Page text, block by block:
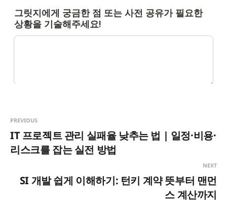
PREVIOUS
IT 프로젝트 관리 실패율 낮추는 법 | 일정·비용·
리스크를 잡는 실전 방법
NEXT
SI 개발 쉽게 이해하기: 턴키 계약 뜻부터 맨먼
스 계산까지